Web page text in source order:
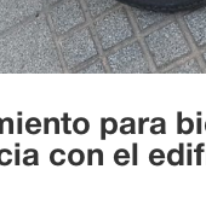
para
con el